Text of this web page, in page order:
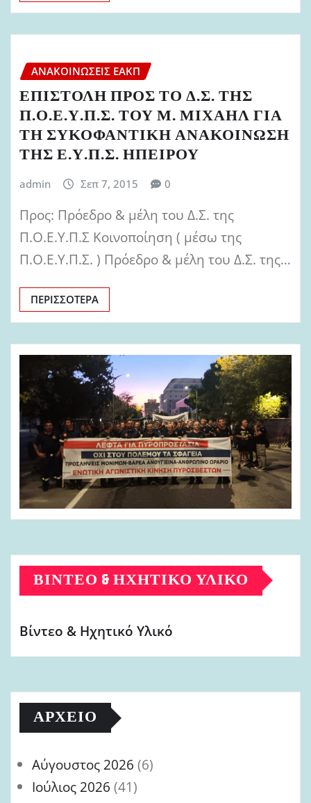
ΑΝΑΚΟΙΝΏΣΕΙΣ ΕΑΚΠ
ΕΠΙΣΤΟΛΗ ΠΡΟΣ ΤΟ Δ.Σ. ΤΗΣ
Π.Ο.Ε.Υ.Π.Σ. ΤΟΥ Μ. ΜΙΧΑΗΛ ΓΙΑ
ΤΗ ΣΥΚΟΦΑΝΤΙΚΗ ΑΝΑΚΟΙΝΩΣΗ
ΤΗΣ Ε.Υ.Π.Σ. ΗΠΕΙΡΟΥ
admin Σεπ 7, 2015 0
Προς: Πρόεδρο & μέλη του Δ.Σ. της
Π.Ο.Ε.Υ.Π.Σ Κοινοποίηση ( μέσω της
Π.Ο.Ε.Υ.Π.Σ. ) Πρόεδρο & μέλη του Δ.Σ. της…
ΠΕΡΙΣΣΌΤΕΡΑ
ΒΊΝΤΕΟ & ΗΧΗΤΙΚΌ ΥΛΙΚΌ
Βίντεο & Ηχητικό Υλικό
ΑΡΧΕΊΟ
Αύγουστος 2026 (6)
Ιούλιος 2026 (41)